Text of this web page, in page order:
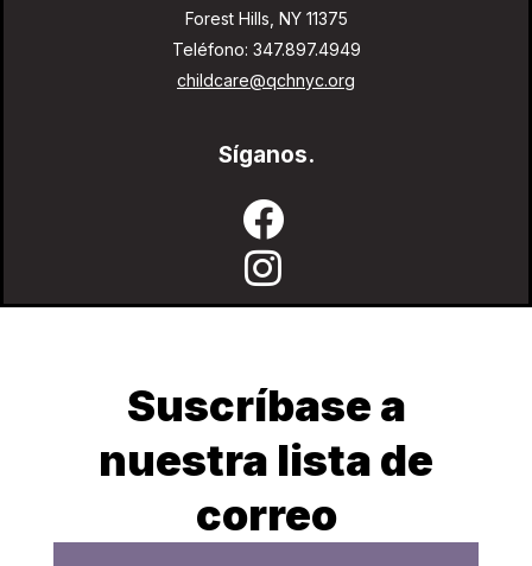
Forest Hills, NY 11375
Teléfono: 347.897.4949
childcare@qchnyc.org
Síganos.
Suscríbase a
nuestra lista de
correo